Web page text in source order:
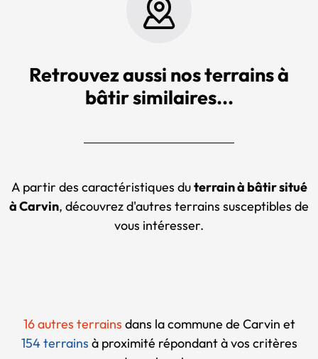
Retrouvez aussi nos terrains à
bâtir similaires...
A partir des caractéristiques duterrain à bâtir situé
à Carvin, découvrez d'autres terrains susceptibles de
vous intéresser.
16 autres terrains dans la commune de Carvin et
154 terrains à proximité répondant à vos critères